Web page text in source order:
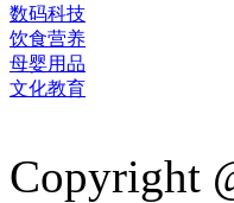
数码科技
饮食营养
母婴用品
文化教育
Copyright